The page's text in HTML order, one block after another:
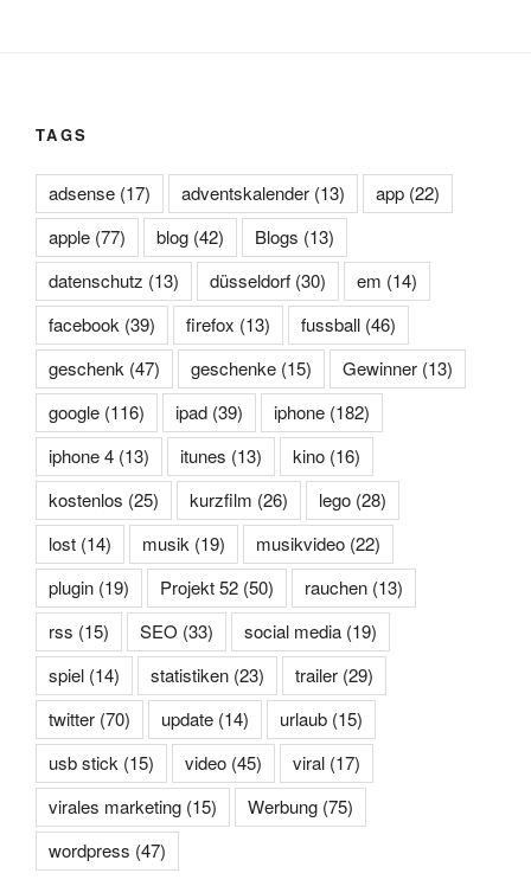
TAGS
adsense (17) adventskalender (13) app (22)
apple (77) blog (42) Blogs (13)
datenschutz (13) düsseldorf (30) em (14)
facebook (39) firefox (13) fussball (46)
geschenk (47) geschenke (15) Gewinner (13)
google (116) ipad (39) iphone (182)
iphone 4 (13) itunes (13) kino (16)
kostenlos (25) kurzfilm (26) lego (28)
lost (14) musik (19) musikvideo (22)
plugin (19) Projekt 52 (50) rauchen (13)
rss (15) SEO (33) social media (19)
spiel (14) statistiken (23) trailer (29)
twitter (70) update (14) urlaub (15)
usb stick (15) video (45) viral (17)
virales marketing (15) Werbung (75)
wordpress (47)